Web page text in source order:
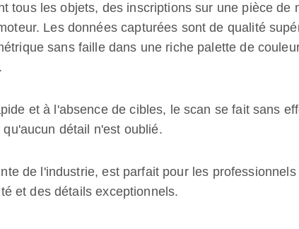
tous les objets, des inscriptions sur une pièce de
Les données capturées sont de qualité
sans faille dans une riche palette de
et à l'absence de cibles, le scan se fait sans
détail n'est oublié.
de l'industrie, est parfait pour les
et des détails exceptionnels.